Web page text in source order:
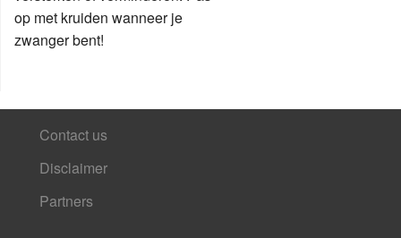
op met kruiden wanneer je
zwanger bent!
Contact us
Disclaimer
Partners